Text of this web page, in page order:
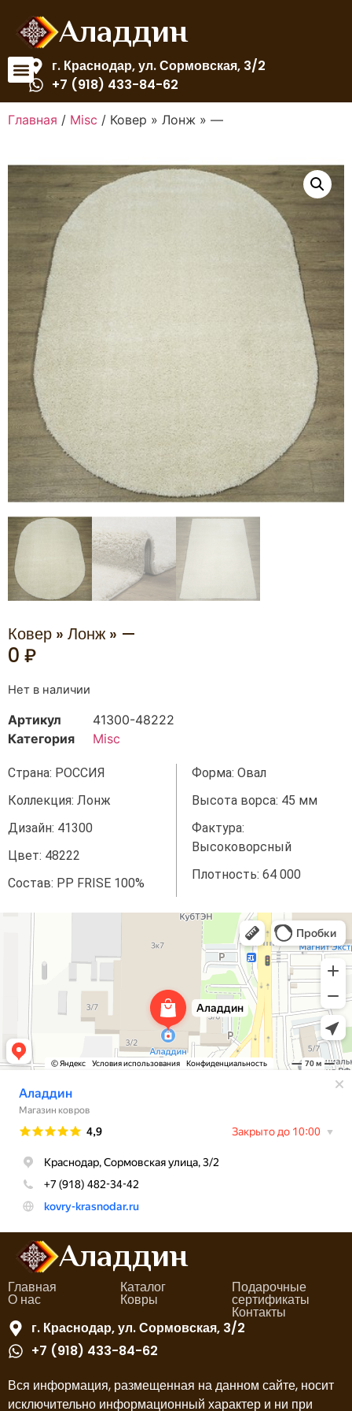
Аладдин
г. Краснодар, ул. Сормовская, 3/2
+7 (918) 433-84-62
Главная / Misc / Ковер » Лонж » —
Ковер » Лонж » —
0 ₽
Нет в наличии
Артикул
41300-48222
Категория
Misc
Страна: РОССИЯ
Коллекция: Лонж
Дизайн: 41300
Цвет: 48222
Состав: PP FRISE 100%
Форма: Овал
Высота ворса: 45 мм
Фактура:
Высоковорсный
Плотность: 64 000
Аладдин
Главная
О нас
Каталог
Ковры
Подарочные
сертификаты
Контакты
г. Краснодар, ул. Сормовская, 3/2
+7 (918) 433-84-62
Вся информация, размещенная на данном сайте, носит
исключительно информационный характер и ни при